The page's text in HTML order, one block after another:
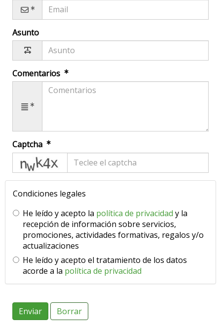
Asunto
Comentarios
Captcha
captcha
Condiciones legales
He leído y acepto la política de privacidad y la
recepción de información sobre servicios,
promociones, actividades formativas, regalos y/o
actualizaciones
He leído y acepto el tratamiento de los datos
acorde a la política de privacidad
Enviar Borrar